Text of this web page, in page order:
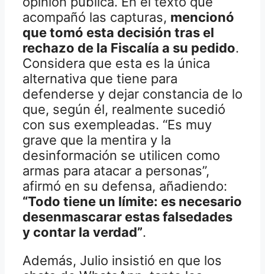
acompañó las capturas, mencionó
que tomó esta decisión tras el
rechazo de la Fiscalía a su pedido.
Considera que esta es la única
alternativa que tiene para
defenderse y dejar constancia de lo
que, según él, realmente sucedió
con sus exempleadas. “Es muy
grave que la mentira y la
desinformación se utilicen como
armas para atacar a personas”,
afirmó en su defensa, añadiendo:
“Todo tiene un límite: es necesario
desenmascarar estas falsedades
y contar la verdad”.
Además, Julio insistió en que los